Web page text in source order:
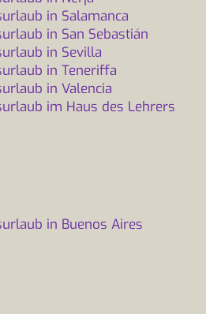
in Salamanca
in San Sebastián
in Sevilla
in Teneriffa
in Valencia
im Haus des Lehrers
in Buenos Aires